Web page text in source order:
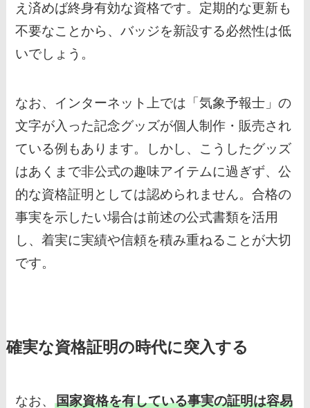
え済めば終身有効な資格です。定期的な更新も
不要なことから、バッジを新設する必然性は低
いでしょう。
なお、インターネット上では「気象予報士」の
文字が入った記念グッズが個人制作・販売され
ている例もあります。しかし、こうしたグッズ
はあくまで非公式の趣味アイテムに過ぎず、公
的な資格証明としては認められません。合格の
事実を示したい場合は前述の公式書類を活用
し、着実に実績や信頼を積み重ねることが大切
です。
確実な資格証明の時代に突入する
なお、国家資格を有している事実の証明は容易